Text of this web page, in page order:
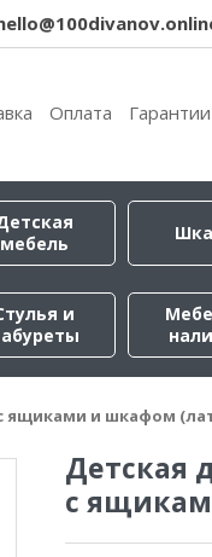
Оплата Гарантии
мебель
и
ящиками и шкафом
Детская
с